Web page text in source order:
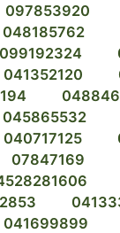
097853920
048185762
099192324
041352120
045865532
040717125
07847169
041699899